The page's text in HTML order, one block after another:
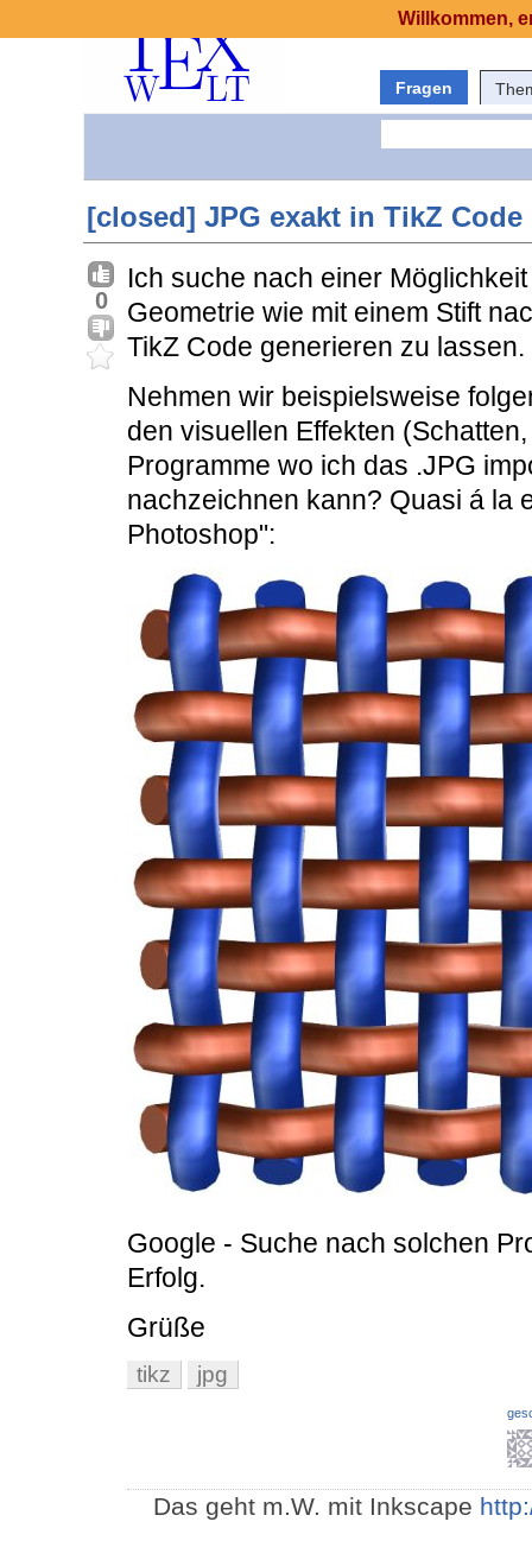
Fragen
[closed] JPG exakt in TikZ
0
Ich suche nach einer
Geometrie wie mit einem Stift
TikZ Code generieren zu lassen.
Nehmen wir beispielsweise
den visuellen Effekten
Programme wo ich das .JPG
nachzeichnen kann? Quasi á la
Photoshop":
Google - Suche nach solchen
Erfolg.
Grüße
tikz jpg
Das geht m.W. mit Inkscape
Willkommen,